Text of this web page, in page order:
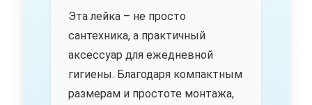
Эта лейка – не просто
сантехника, а практичный
аксессуар для ежедневной
гигиены. Благодаря компактным
размерам и простоте монтажа,